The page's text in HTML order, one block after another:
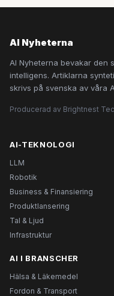
AI Nyheterna
AI Nyheterna bevakar den
intelligens. Artiklarna
skrivs på svenska av våra
Producerad av Brightnest
AI-TEKNOLOGI
LLM
Robotik
Business & Finansiering
Produktlansering
Tal & Ljud
Infrastruktur
AI I BRANSCHER
Hälsa & Läkemedel
Fordon & Transport